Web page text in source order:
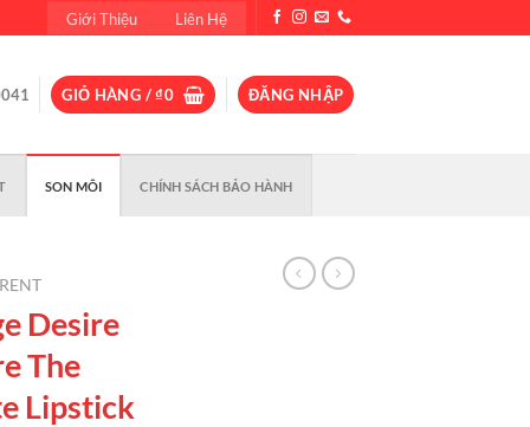
Giới Thiệu Liên Hệ
GIỎ HÀNG /₫0 ĐĂNG NHẬP
SON MÔI CHÍNH SÁCH BẢO HÀNH
Desire
The
Lipstick